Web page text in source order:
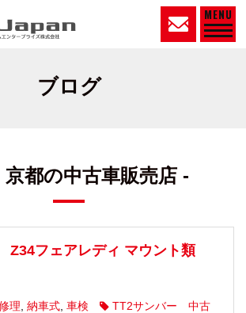
MENU
ブログ
京都の中古車販売店 -
理, 納車式, 車検
TT2サンバー 中古